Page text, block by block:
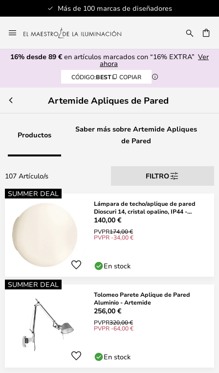
Servicio al cliente
al
contenido
16% desde 89 € en artículos marcados con “16% EXTRA” Ver
ahora
CÓDIGO:BEST COPIAR
Artemide Apliques de Pared
Productos
Saber más sobre Artemide Apliques
de Pared
107 Artículo/s
FILTRO
SUMMER DEAL
Lámpara de techo/aplique de pared
Dioscuri 14, cristal opalino, IP44 -
Artemide
140,00 €
PVPR174,00 €
PVPR -34,00 €
En stock
SUMMER DEAL
Tolomeo Parete Aplique de Pared
Aluminio - Artemide
256,00 €
PVPR320,00 €
PVPR -64,00 €
En stock